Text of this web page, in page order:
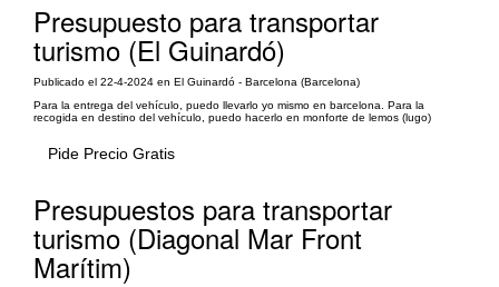
Presupuesto para transportar
turismo (El Guinardó)
Publicado el 22-4-2024 en El Guinardó - Barcelona (Barcelona)
Para la entrega del vehículo, puedo llevarlo yo mismo en barcelona. Para la
recogida en destino del vehículo, puedo hacerlo en monforte de lemos (lugo)
Pide Precio Gratis
Presupuestos para transportar
turismo (Diagonal Mar Front
Marítim)